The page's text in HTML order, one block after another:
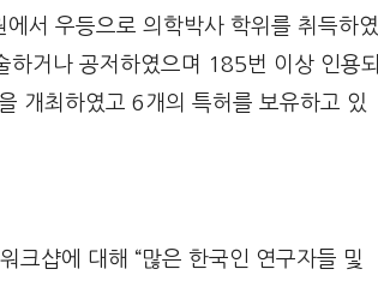
서 우등으로 의학박사 학위를 취득하였
거나 공저하였으며 185번 이상 인용되
개최하였고 6개의 특허를 보유하고 있
크샵에 대해 “많은 한국인 연구자들 및